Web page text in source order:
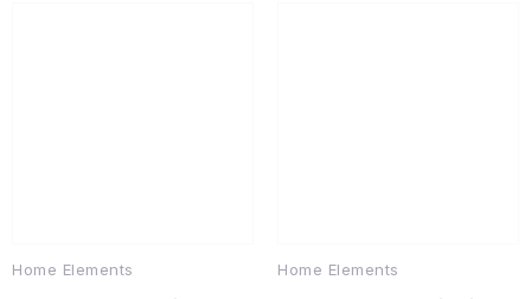
Home Elements Home Elements